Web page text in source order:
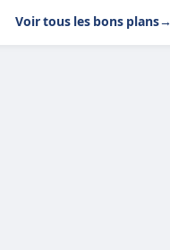
Voir tous les bons plans→